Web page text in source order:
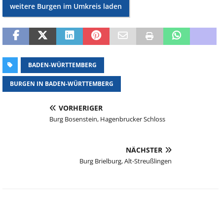
weitere Burgen im Umkreis laden
BADEN-WÜRTTEMBERG
BURGEN IN BADEN-WÜRTTEMBERG
VORHERIGER
Burg Bosenstein, Hagenbrucker Schloss
NÄCHSTER
Burg Brielburg, Alt-Streußlingen